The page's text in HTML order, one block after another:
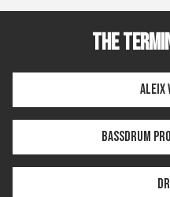
THE
Aleix
Bassdrum